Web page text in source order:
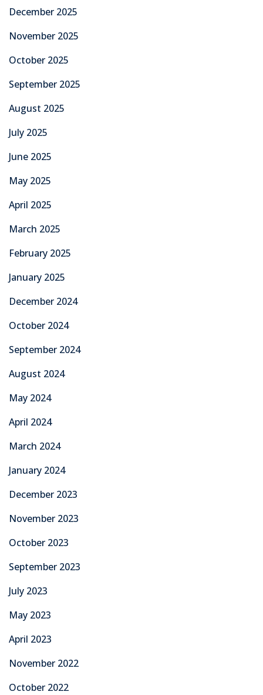
December 2025
November 2025
October 2025
September 2025
August 2025
July 2025
June 2025
May 2025
April 2025
March 2025
February 2025
January 2025
December 2024
October 2024
September 2024
August 2024
May 2024
April 2024
March 2024
January 2024
December 2023
November 2023
October 2023
September 2023
July 2023
May 2023
April 2023
November 2022
October 2022